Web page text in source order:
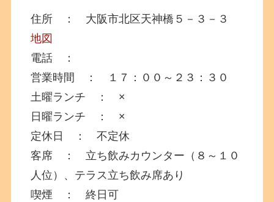
住所 ： 大阪市北区天神橋５－３－３
地図
電話 ：
営業時間 ： １７：００～２３：３０
土曜ランチ ： ×
日曜ランチ ： ×
定休日 ： 不定休
客席 ： 立ち飲みカウンター（８～１０
人位）、テラス立ち飲み席あり
喫煙 ： 終日可